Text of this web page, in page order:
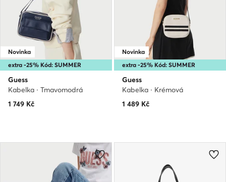
extra -25% Kód: SUMMER
Novinka
Guess
Kabelka · Tmavomodrá
1 749 Kč
extra -25% Kód: SUMMER
Novinka
Guess
Kabelka · Krémová
1 489 Kč